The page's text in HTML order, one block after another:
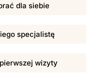
dla siebie
specjalistę
wizyty